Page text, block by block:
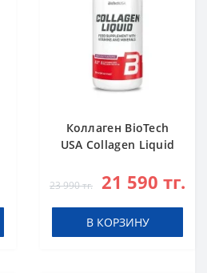
Коллаген BioTech
USA Collagen Liquid
23 990 тг. 21 590 тг.
В КОРЗИНУ